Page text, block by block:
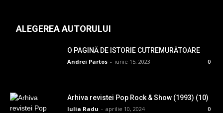
ALEGEREA AUTORULUI
O PAGINĂ DE ISTORIE CUTREMURĂTOARE
Andrei Partos - iunie 15, 2023 0
Arhiva revistei Pop Rock & Show (1993) (10)
Iulia Radu - aprilie 10, 2024 0